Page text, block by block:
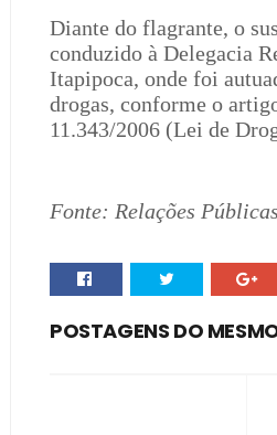
Diante do flagrante, o
conduzido à Delegacia
Itapipoca, onde foi
drogas, conforme o
11.343/2006 (Lei de
Fonte: Relações
POSTAGENS DO